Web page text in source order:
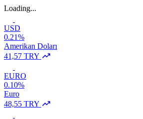
Loading...
USD
0.21%
Amerikan Doları
41,57 TRY
EURO
0.10%
Euro
48,55 TRY